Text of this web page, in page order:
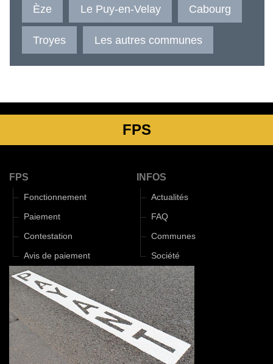
Èze Le Puy-en-Velay Cabourg
Troyes Les autres communes
FPS
FPS
Fonctionnement
Paiement
Contestation
Avis de paiement
INFOS
Actualités
FAQ
Communes
Société